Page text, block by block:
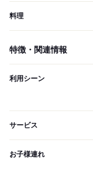
料理
特徴・関連情報
利用シーン
サービス
お子様連れ